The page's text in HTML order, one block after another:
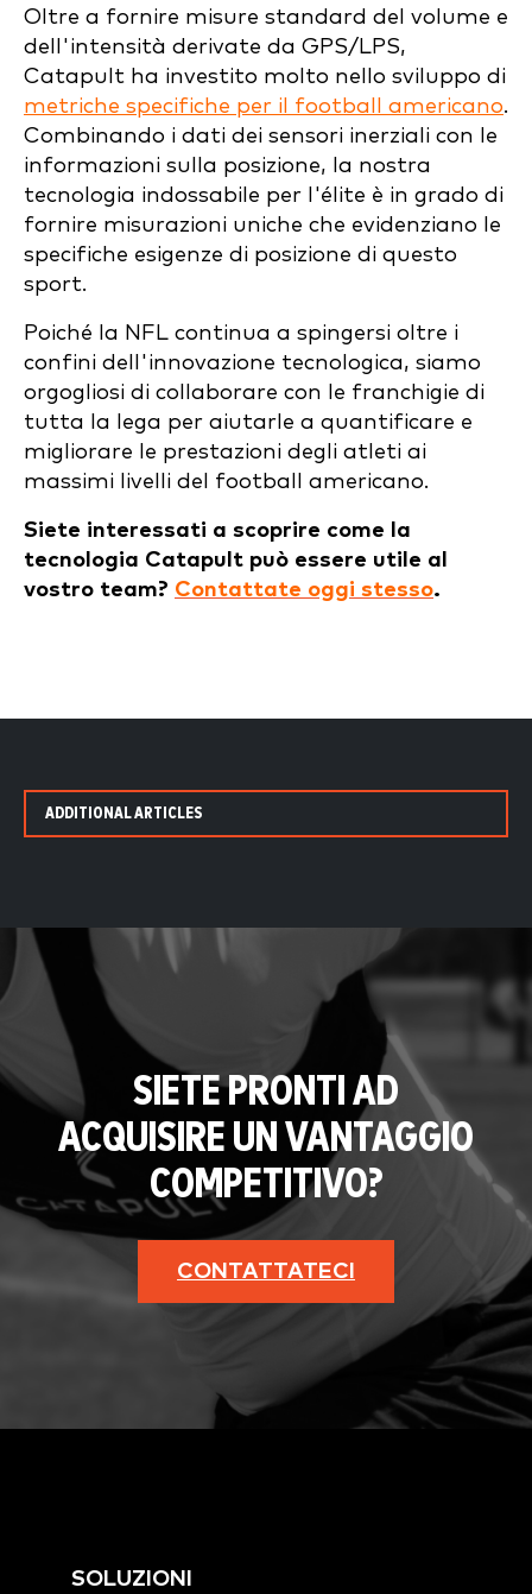
Oltre a fornire misure standard del volume e
dell'intensità derivate da GPS/LPS,
Catapult ha investito molto nello sviluppo di
metriche specifiche per il football americano.
Combinando i dati dei sensori inerziali con le
informazioni sulla posizione, la nostra
tecnologia indossabile per l'élite è in grado di
fornire misurazioni uniche che evidenziano le
specifiche esigenze di posizione di questo
sport.
Poiché la NFL continua a spingersi oltre i
confini dell'innovazione tecnologica, siamo
orgogliosi di collaborare con le franchigie di
tutta la lega per aiutarle a quantificare e
migliorare le prestazioni degli atleti ai
massimi livelli del football americano.
Siete interessati a scoprire come la
tecnologia Catapult può essere utile al
vostro team? Contattate oggi stesso.
ADDITIONAL ARTICLES
SIETE PRONTI AD
ACQUISIRE UN VANTAGGIO
COMPETITIVO?
CONTATTATECI
SOLUZIONI